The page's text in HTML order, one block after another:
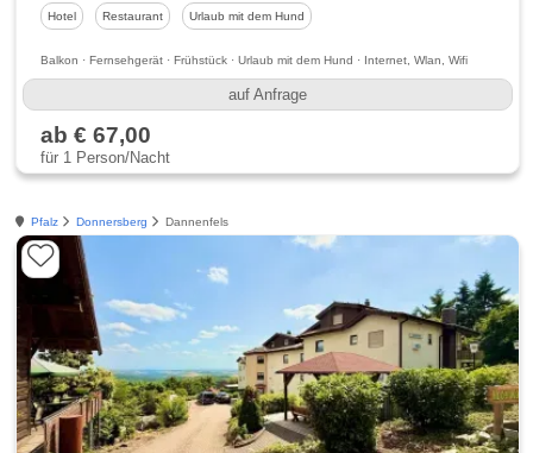
Hotel Restaurant Urlaub mit dem Hund
Balkon · Fernsehgerät · Frühstück · Urlaub mit dem Hund · Internet, Wlan, Wifi
auf Anfrage
ab € 67,00
für 1 Person/Nacht
Pfalz Donnersberg Dannenfels